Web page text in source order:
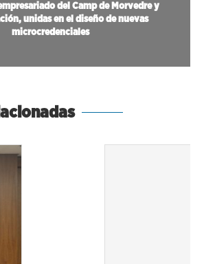
del Camp de Morvedre y
unidas en el diseño de nuevas
microcredenciales